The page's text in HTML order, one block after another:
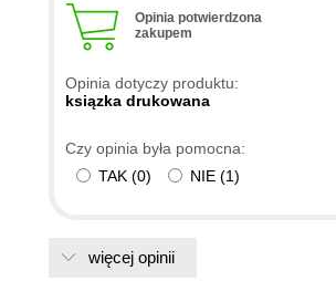
Opinia potwierdzona
zakupem
Opinia dotyczy produktu:
ksiązka drukowana
Czy opinia była pomocna:
TAK (0) NIE (1)
więcej opinii